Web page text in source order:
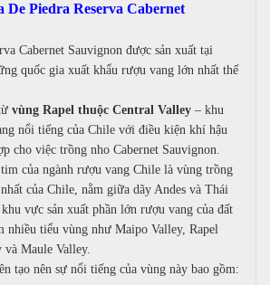
De Piedra Reserva Cabernet
Cabernet Sauvignon được sản xuất tại
quốc gia xuất khẩu rượu vang lớn nhất thế
vùng Rapel thuộc Central Valley – khu
nổi tiếng của Chile với điều kiện khí hậu
cho việc trồng nho Cabernet Sauvignon.
của ngành rượu vang Chile là vùng trồng
của Chile, nằm giữa dãy Andes và Thái
vực sản xuất phần lớn rượu vang của đất
nhiều tiểu vùng như Maipo Valley, Rapel
và Maule Valley.
tạo nên sự nổi tiếng của vùng này bao gồm: